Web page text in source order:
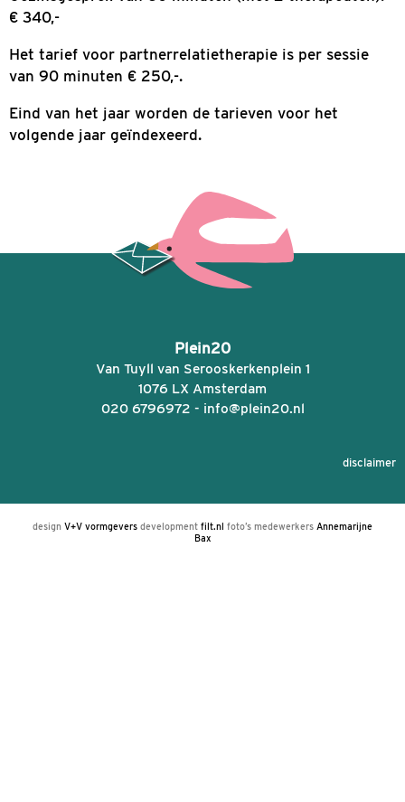
volgende jaar geïndexeerd.
De tarieven voor ‘onverzekerde zorg’ waren
jaar 2025per 01-04-2025:
Consult van 45 minuten: € 130,-
Consult van 60 minuten: € 170,-
Consult van 90 minuten: € 260,-
Deze tarieven gelden per aanwezige
betrokken instanties: € 43,35 per 15 minuten
Psychodiagnostisch onderzoek: minimaal €
8 uur) en maximaal € 3121,- (ca 18 uur)
van 90 minuten € 250,-.